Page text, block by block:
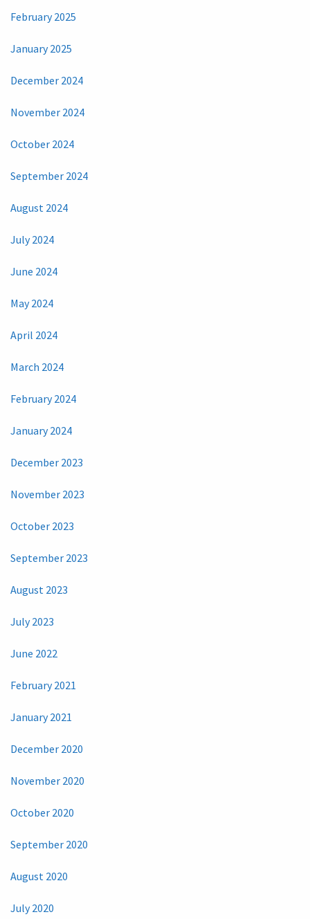
February 2025
January 2025
December 2024
November 2024
October 2024
September 2024
August 2024
July 2024
June 2024
May 2024
April 2024
March 2024
February 2024
January 2024
December 2023
November 2023
October 2023
September 2023
August 2023
July 2023
June 2022
February 2021
January 2021
December 2020
November 2020
October 2020
September 2020
August 2020
July 2020